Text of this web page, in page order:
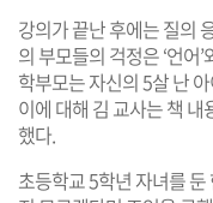
강의가 끝난 후에는 질의
의 부모들의 걱정은 ‘언어
학부모는 자신의 5살 난
이에 대해 김 교사는 책 내
했다.
초등학교 5학년 자녀를